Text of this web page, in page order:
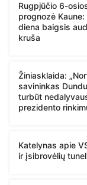
Rugpjūčio 6-
prognozė
diena baigsis
kruša
Žiniasklaida:
savininkas
turbūt
prezidento
Katelynas apie
ir įsibrovėlių